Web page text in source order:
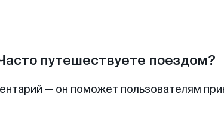
путешествуете поездом?
— он поможет пользователям